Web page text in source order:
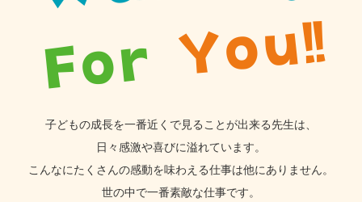
子どもの成長を一番近くで見ることが出来る先生は、
日々感激や喜びに溢れています。
こんなにたくさんの感動を味わえる仕事は他にありません。
世の中で一番素敵な仕事です。